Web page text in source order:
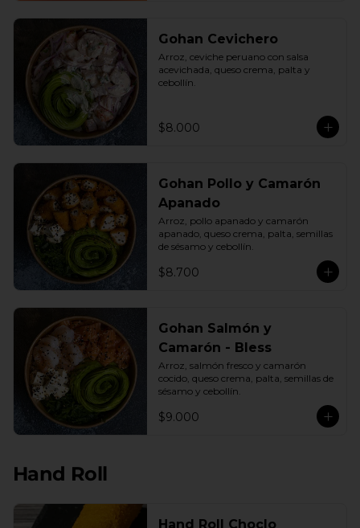
Gohan Cevichero
Arroz, ceviche peruano con salsa
acevichada, queso crema, palta y
cebollín.
$8.000
Gohan Pollo y Camarón
Apanado
Arroz, pollo apanado y camarón
apanado, queso crema, palta, semillas
de sésamo y cebollín.
$8.700
Gohan Salmón y
Camarón - Bless
Arroz, salmón fresco y camarón
cocido, queso crema, palta, semillas de
sésamo y cebollín.
$9.000
Hand Roll
Hand Roll Choclo